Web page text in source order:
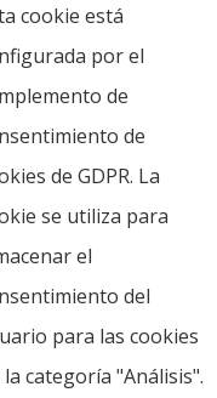
cookie está
por el
de
de
de GDPR. La
se utiliza para
el
del
para las cookies
categoría "Análisis".